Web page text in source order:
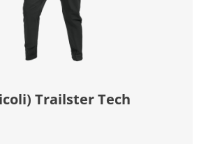
Set (2 articoli) Trailster Tech